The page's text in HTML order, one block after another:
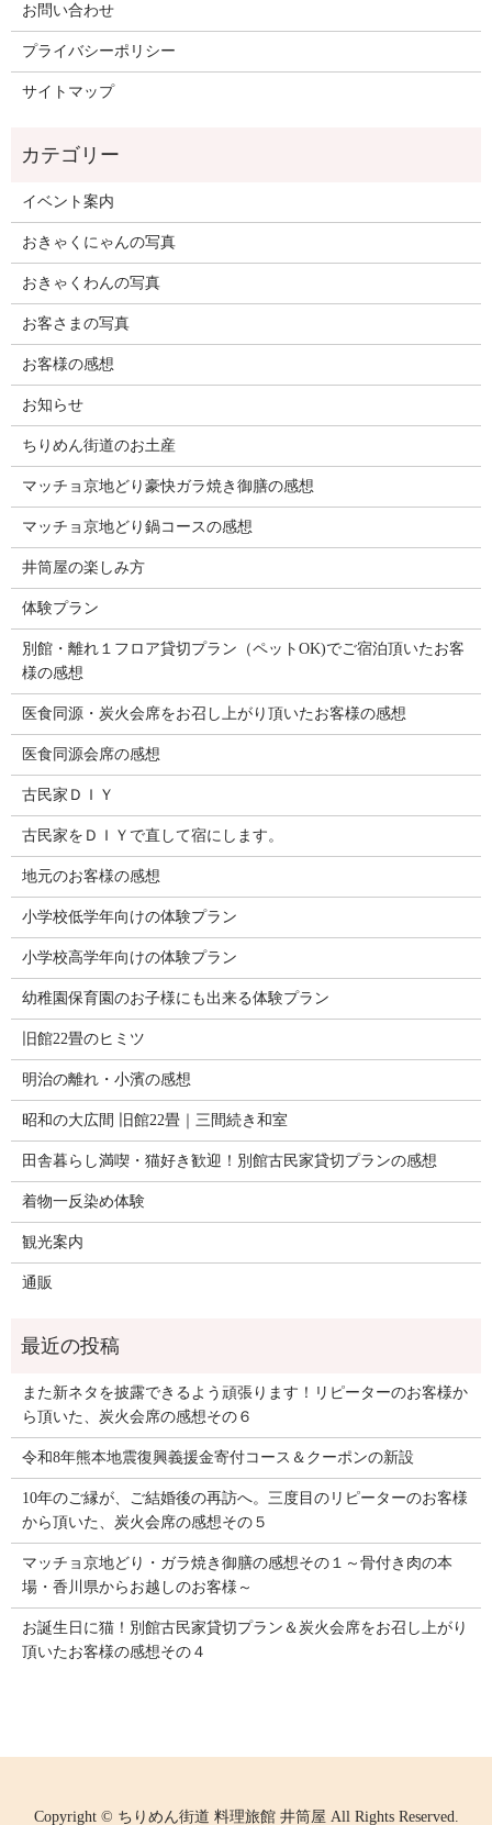
お問い合わせ
プライバシーポリシー
サイトマップ
イベント案内
おきゃくにゃんの写真
おきゃくわんの写真
お客さまの写真
お客様の感想
お知らせ
ちりめん街道のお土産
マッチョ京地どり豪快ガラ焼き御膳の感想
マッチョ京地どり鍋コースの感想
井筒屋の楽しみ方
体験プラン
別館・離れ１フロア貸切プラン（ペットOK)でご宿泊頂いたお客
様の感想
医食同源・炭火会席をお召し上がり頂いたお客様の感想
医食同源会席の感想
古民家ＤＩＹ
古民家をＤＩＹで直して宿にします。
地元のお客様の感想
小学校低学年向けの体験プラン
小学校高学年向けの体験プラン
幼稚園保育園のお子様にも出来る体験プラン
旧館22畳のヒミツ
明治の離れ・小濱の感想
昭和の大広間 旧館22畳｜三間続き和室
田舎暮らし満喫・猫好き歓迎！別館古民家貸切プランの感想
着物一反染め体験
観光案内
通販
また新ネタを披露できるよう頑張ります！リピーターのお客様か
ら頂いた、炭火会席の感想その６
令和8年熊本地震復興義援金寄付コース＆クーポンの新設
10年のご縁が、ご結婚後の再訪へ。三度目のリピーターのお客様
から頂いた、炭火会席の感想その５
マッチョ京地どり・ガラ焼き御膳の感想その１～骨付き肉の本
場・香川県からお越しのお客様～
お誕生日に猫！別館古民家貸切プラン＆炭火会席をお召し上がり
頂いたお客様の感想その４
Copyright © ちりめん街道 料理旅館 井筒屋 All Rights Reserved.